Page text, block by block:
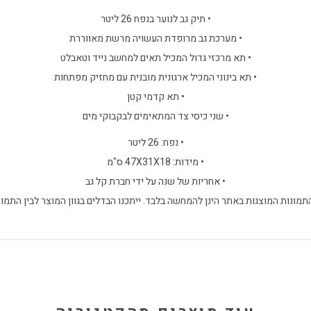
• תיק גב לנוער בנפח 26 ליטר
• מערכת גב מרופדת העשויה מרשת מאווררת
• תא מרכזי גדול המכיל תאים למחשב נייד וטאבלט
• תא בינוני המכיל ארגונית מובנית עם מחזיק מפתחות
• תא קדמי קטן
• שני כיסי צד המתאימים לבקבוקי מים
• נפח: 26 ליטר
• מידות: 47X31X18 ס"מ
• אחריות של שנה על ידי חברת קל גב
המוצגות באתר הינן להמחשה בלבד. ייתכנו הבדלים בגוון המוצר לבין